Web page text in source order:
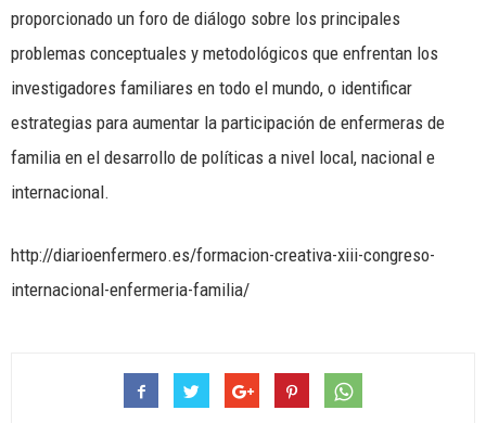
proporcionado un foro de diálogo sobre los principales
problemas conceptuales y metodológicos que enfrentan los
investigadores familiares en todo el mundo, o identificar
estrategias para aumentar la participación de enfermeras de
familia en el desarrollo de políticas a nivel local, nacional e
internacional.
http://diarioenfermero.es/formacion-creativa-xiii-congreso-
internacional-enfermeria-familia/